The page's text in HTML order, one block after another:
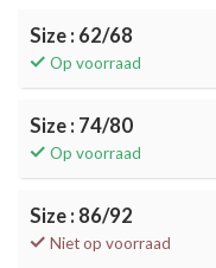
Size : 62/68
Op voorraad
Size : 74/80
Op voorraad
Size : 86/92
Niet op voorraad